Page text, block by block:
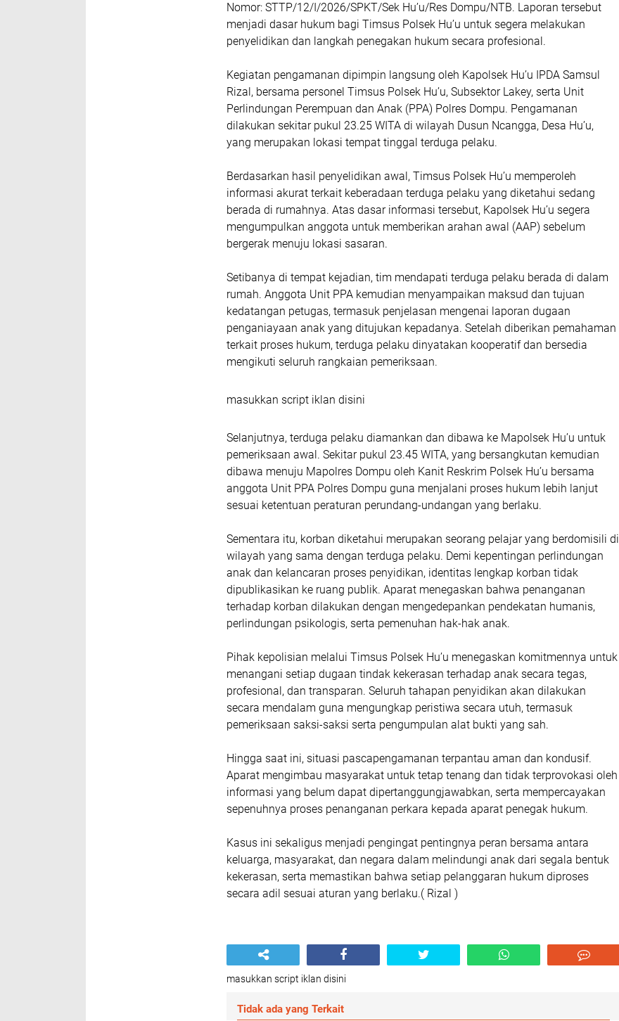
Nomor: STTP/12/I/2026/SPKT/Sek Hu’u/Res Dompu/NTB. Laporan tersebut
menjadi dasar hukum bagi Timsus Polsek Hu’u untuk segera melakukan
penyelidikan dan langkah penegakan hukum secara profesional.
Kegiatan pengamanan dipimpin langsung oleh Kapolsek Hu’u IPDA Samsul
Rizal, bersama personel Timsus Polsek Hu’u, Subsektor Lakey, serta Unit
Perlindungan Perempuan dan Anak (PPA) Polres Dompu. Pengamanan
dilakukan sekitar pukul 23.25 WITA di wilayah Dusun Ncangga, Desa Hu’u,
yang merupakan lokasi tempat tinggal terduga pelaku.
Berdasarkan hasil penyelidikan awal, Timsus Polsek Hu’u memperoleh
informasi akurat terkait keberadaan terduga pelaku yang diketahui sedang
berada di rumahnya. Atas dasar informasi tersebut, Kapolsek Hu’u segera
mengumpulkan anggota untuk memberikan arahan awal (AAP) sebelum
bergerak menuju lokasi sasaran.
Setibanya di tempat kejadian, tim mendapati terduga pelaku berada di dalam
rumah. Anggota Unit PPA kemudian menyampaikan maksud dan tujuan
kedatangan petugas, termasuk penjelasan mengenai laporan dugaan
penganiayaan anak yang ditujukan kepadanya. Setelah diberikan pemahaman
terkait proses hukum, terduga pelaku dinyatakan kooperatif dan bersedia
mengikuti seluruh rangkaian pemeriksaan.
masukkan script iklan disini
Selanjutnya, terduga pelaku diamankan dan dibawa ke Mapolsek Hu’u untuk
pemeriksaan awal. Sekitar pukul 23.45 WITA, yang bersangkutan kemudian
dibawa menuju Mapolres Dompu oleh Kanit Reskrim Polsek Hu’u bersama
anggota Unit PPA Polres Dompu guna menjalani proses hukum lebih lanjut
sesuai ketentuan peraturan perundang-undangan yang berlaku.
Sementara itu, korban diketahui merupakan seorang pelajar yang berdomisili di
wilayah yang sama dengan terduga pelaku. Demi kepentingan perlindungan
anak dan kelancaran proses penyidikan, identitas lengkap korban tidak
dipublikasikan ke ruang publik. Aparat menegaskan bahwa penanganan
terhadap korban dilakukan dengan mengedepankan pendekatan humanis,
perlindungan psikologis, serta pemenuhan hak-hak anak.
Pihak kepolisian melalui Timsus Polsek Hu’u menegaskan komitmennya untuk
menangani setiap dugaan tindak kekerasan terhadap anak secara tegas,
profesional, dan transparan. Seluruh tahapan penyidikan akan dilakukan
secara mendalam guna mengungkap peristiwa secara utuh, termasuk
pemeriksaan saksi-saksi serta pengumpulan alat bukti yang sah.
Hingga saat ini, situasi pascapengamanan terpantau aman dan kondusif.
Aparat mengimbau masyarakat untuk tetap tenang dan tidak terprovokasi oleh
informasi yang belum dapat dipertanggungjawabkan, serta mempercayakan
sepenuhnya proses penanganan perkara kepada aparat penegak hukum.
Kasus ini sekaligus menjadi pengingat pentingnya peran bersama antara
keluarga, masyarakat, dan negara dalam melindungi anak dari segala bentuk
kekerasan, serta memastikan bahwa setiap pelanggaran hukum diproses
secara adil sesuai aturan yang berlaku.( Rizal )
masukkan script iklan disini
Tidak ada yang Terkait